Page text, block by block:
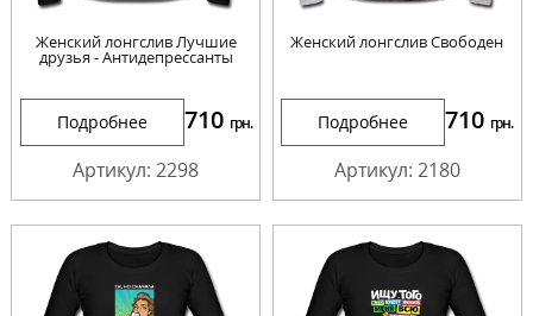
Женский лонгслив Лучшие
друзья - Антидепрессанты
Подробнее 710 грн.
Артикул: 2298
Женский лонгслив Свободен
Подробнее 710 грн.
Артикул: 2180